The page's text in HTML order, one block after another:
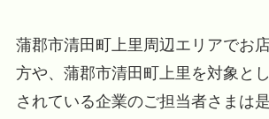
蒲郡市清田町上里周辺エリアでお
方や、蒲郡市清田町上里を対象と
されている企業のご担当者さまは